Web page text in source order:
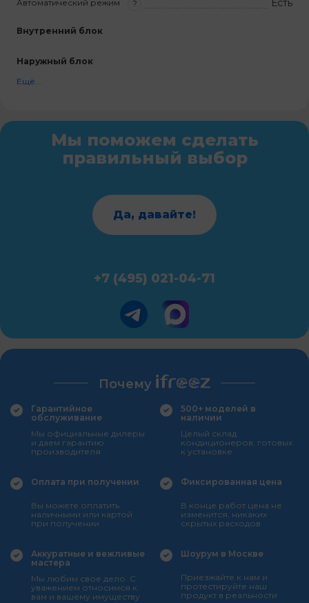
Автоматический режим ? Есть
Внутренний блок
Наружный блок
Ещё...
Мы поможем сделать
правильный выбор
Да, давайте!
+7 (495) 021-04-71
Почему
Гарантийное
обслуживание
Мы официальные дилеры
и даем гарантию
производителя
500+ моделей в
наличии
Целый склад
кондиционеров, готовых
к установке
Оплата при получении
Вы можете оплатить
наличными или картой
при получении
Фиксированная цена
В конце работ цена не
изменится, никаких
скрытых расходов
Аккуратные и вежливые
мастера
Мы любим свое дело. С
уважением относимся к
вам и вашему имуществу
Шоурум в Москве
Приезжайте к нам и
протестируйте наш
продукт в реальности